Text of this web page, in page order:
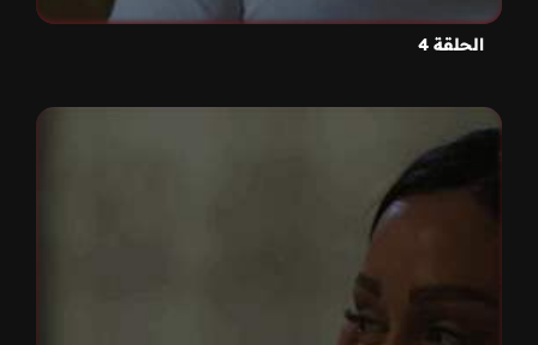
الحلقة 4